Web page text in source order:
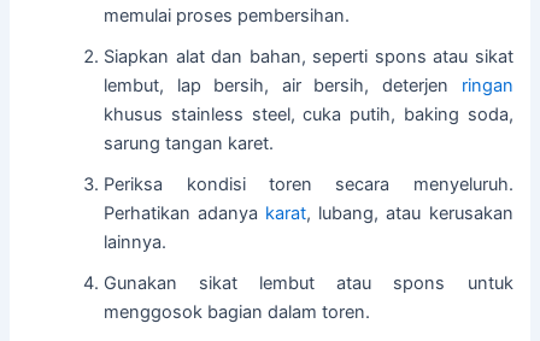
memulai proses pembersihan.
Siapkan alat dan bahan, seperti spons atau sikat
lembut, lap bersih, air bersih, deterjen ringan
khusus stainless steel, cuka putih, baking soda,
sarung tangan karet.
Periksa kondisi toren secara menyeluruh.
Perhatikan adanya karat, lubang, atau kerusakan
lainnya.
Gunakan sikat lembut atau spons untuk
menggosok bagian dalam toren.